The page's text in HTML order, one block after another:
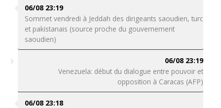
06/08 23:19
Sommet vendredi à Jeddah des dirigeants saoudien, turc
et pakistanais (source proche du gouvernement
saoudien)
06/08 23:19
Venezuela: début du dialogue entre pouvoir et
opposition à Caracas (AFP)
06/08 23:18